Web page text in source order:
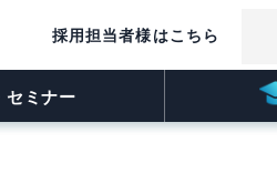
セミナー
採用担当者様はこちら